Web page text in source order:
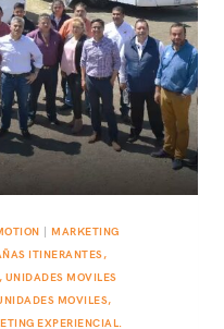
MARKETING
ITINERANTES,
UNIDADES MOVILES
MOVILES,
EXPERIENCIAL.